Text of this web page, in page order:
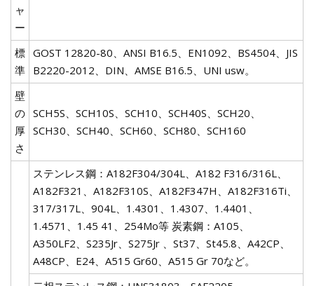
ャ
ー
標
準
GOST 12820-80、ANSI B16.5、EN1092、BS4504、JIS
B2220-2012、DIN、AMSE B16.5、UNI usw。
壁
の
厚
さ
SCH5S、SCH10S、SCH10、SCH40S、SCH20、
SCH30、SCH40、SCH60、SCH80、SCH160
ステンレス鋼：A182F304/304L、A182 F316/316L、
A182F321、A182F310S、A182F347H、A182F316Ti、
317/317L、904L、1.4301、1.4307、1.4401、
1.4571、1.45 41、254Mo等 炭素鋼：A105、
A350LF2、S235Jr、S275Jr 、St37、St45.8、A42CP、
A48CP、E24、A515 Gr60、A515 Gr 70など。